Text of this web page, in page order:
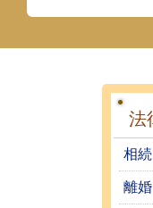
法
相続
離婚